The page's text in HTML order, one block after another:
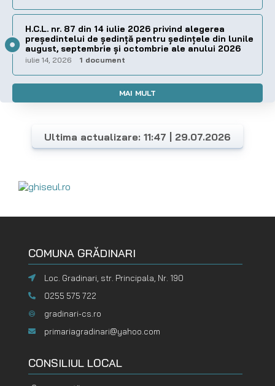
H.C.L. nr. 87 din 14 iulie 2026 privind alegerea
preşedintelui de şedinţă pentru ședințele din lunile
august, septembrie și octombrie ale anului 2026
iulie 14, 2026 1 document
MAI MULT
Ultima actualizare: 11:47 | 29.07.2026
COMUNA GRĂDINARI
Loc. Gradinari, str. Principala, Nr. 190
0255 575 722
gradinari-cs.ro
primariagradinari@yahoo.com
CONSILIUL LOCAL